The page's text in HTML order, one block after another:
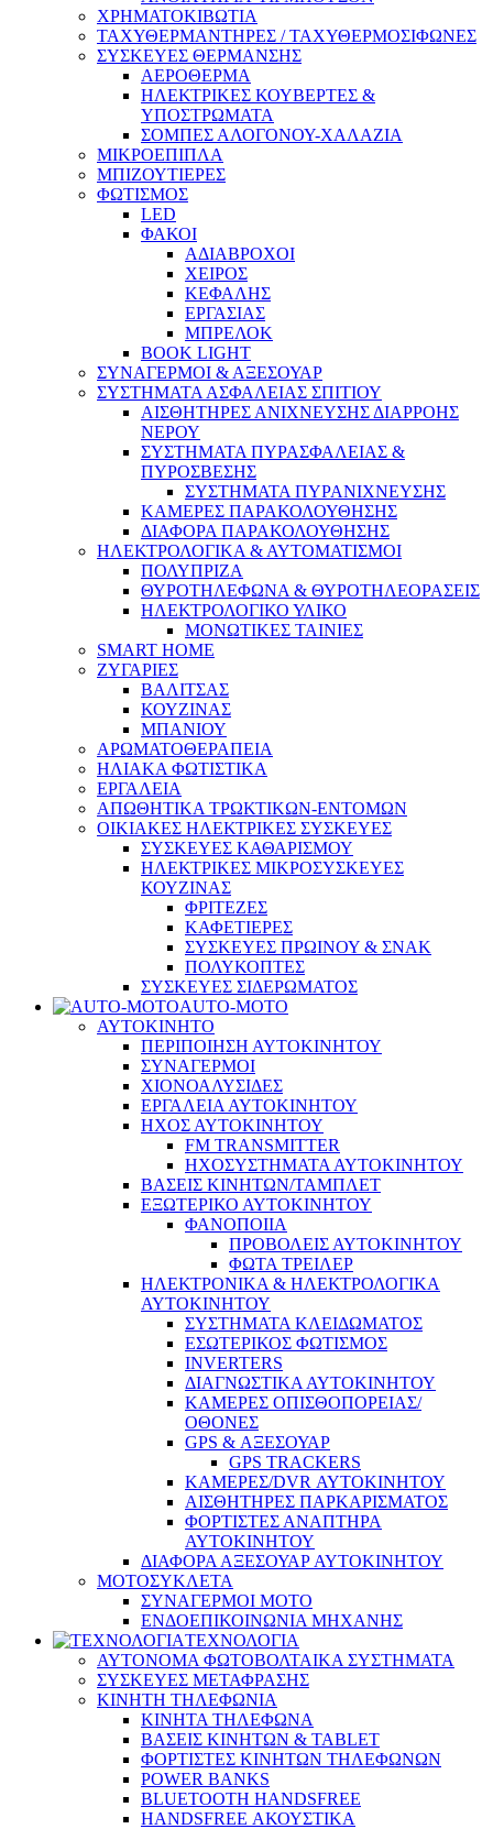
ΧΡΗΜΑΤΟΚΙΒΩΤΙΑ
ΤΑΧΥΘΕΡΜΑΝΤΗΡΕΣ / ΤΑΧΥΘΕΡΜΟΣΙΦΩΝΕΣ
ΣΥΣΚΕΥΕΣ ΘΕΡΜΑΝΣΗΣ
ΑΕΡΟΘΕΡΜΑ
ΗΛΕΚΤΡΙΚΕΣ ΚΟΥΒΕΡΤΕΣ &
ΥΠΟΣΤΡΩΜΑΤΑ
ΣΟΜΠΕΣ ΑΛΟΓΟΝΟΥ-ΧΑΛΑΖΙΑ
ΜΙΚΡΟΕΠΙΠΛΑ
ΜΠΙΖΟΥΤΙΕΡΕΣ
ΦΩΤΙΣΜΟΣ
LED
ΦΑΚΟΙ
ΑΔΙΑΒΡΟΧΟΙ
ΧΕΙΡΟΣ
ΚΕΦΑΛΗΣ
ΕΡΓΑΣΙΑΣ
ΜΠΡΕΛΟΚ
BOOK LIGHT
ΣΥΝΑΓΕΡΜΟΙ & ΑΞΕΣΟΥΑΡ
ΣΥΣΤΗΜΑΤΑ ΑΣΦΑΛΕΙΑΣ ΣΠΙΤΙΟΥ
ΑΙΣΘΗΤΗΡΕΣ ΑΝΙΧΝΕΥΣΗΣ ΔΙΑΡΡΟΗΣ
ΝΕΡΟΥ
ΣΥΣΤΗΜΑΤΑ ΠΥΡΑΣΦΑΛΕΙΑΣ &
ΠΥΡΟΣΒΕΣΗΣ
ΣΥΣΤΗΜΑΤΑ ΠΥΡΑΝΙΧΝΕΥΣΗΣ
ΚΑΜΕΡΕΣ ΠΑΡΑΚΟΛΟΥΘΗΣΗΣ
ΔΙΑΦΟΡΑ ΠΑΡΑΚΟΛΟΥΘΗΣΗΣ
ΗΛΕΚΤΡΟΛΟΓΙΚΑ & ΑΥΤΟΜΑΤΙΣΜΟΙ
ΠΟΛΥΠΡΙΖΑ
ΘΥΡΟΤΗΛΕΦΩΝΑ & ΘΥΡΟΤΗΛΕΟΡΑΣΕΙΣ
ΗΛΕΚΤΡΟΛΟΓΙΚΟ ΥΛΙΚΟ
ΜΟΝΩΤΙΚΕΣ ΤΑΙΝΙΕΣ
SMART HOME
ΖΥΓΑΡΙΕΣ
ΒΑΛΙΤΣΑΣ
ΚΟΥΖΙΝΑΣ
ΜΠΑΝΙΟΥ
ΑΡΩΜΑΤΟΘΕΡΑΠΕΙΑ
ΗΛΙΑΚΑ ΦΩΤΙΣΤΙΚΑ
ΕΡΓΑΛΕΙΑ
ΑΠΩΘΗΤΙΚΑ ΤΡΩΚΤΙΚΩΝ-ΕΝΤΟΜΩΝ
ΟΙΚΙΑΚΕΣ ΗΛΕΚΤΡΙΚΕΣ ΣΥΣΚΕΥΕΣ
ΣΥΣΚΕΥΕΣ ΚΑΘΑΡΙΣΜΟΥ
ΗΛΕΚΤΡΙΚΕΣ ΜΙΚΡΟΣΥΣΚΕΥΕΣ
ΚΟΥΖΙΝΑΣ
ΦΡΙΤΕΖΕΣ
ΚΑΦΕΤΙΕΡΕΣ
ΣΥΣΚΕΥΕΣ ΠΡΩΙΝΟΥ & ΣΝΑΚ
ΠΟΛΥΚΟΠΤΕΣ
ΣΥΣΚΕΥΕΣ ΣΙΔΕΡΩΜΑΤΟΣ
AUTO-MOTO
ΑΥΤΟΚΙΝΗΤΟ
ΠΕΡΙΠΟΙΗΣΗ ΑΥΤΟΚΙΝΗΤΟΥ
ΣΥΝΑΓΕΡΜΟΙ
ΧΙΟΝΟΑΛΥΣΙΔΕΣ
ΕΡΓΑΛΕΙΑ ΑΥΤΟΚΙΝΗΤΟΥ
ΗΧΟΣ ΑΥΤΟΚΙΝΗΤΟΥ
FM TRANSMITTER
ΗΧΟΣΥΣΤΗΜΑΤΑ ΑΥΤΟΚΙΝΗΤΟΥ
ΒΑΣΕΙΣ ΚΙΝΗΤΩΝ/ΤΑΜΠΛΕΤ
ΕΞΩΤΕΡΙΚΟ ΑΥΤΟΚΙΝΗΤΟΥ
ΦΑΝΟΠΟΙΙΑ
ΠΡΟΒΟΛΕΙΣ ΑΥΤΟΚΙΝΗΤΟΥ
ΦΩΤΑ ΤΡΕΙΛΕΡ
ΗΛΕΚΤΡΟΝΙΚΑ & ΗΛΕΚΤΡΟΛΟΓΙΚΑ
ΑΥΤΟΚΙΝΗΤΟΥ
ΣΥΣΤΗΜΑΤΑ ΚΛΕΙΔΩΜΑΤΟΣ
ΕΣΩΤΕΡΙΚΟΣ ΦΩΤΙΣΜΟΣ
INVERTERS
ΔΙΑΓΝΩΣΤΙΚΑ ΑΥΤΟΚΙΝΗΤΟΥ
ΚΑΜΕΡΕΣ ΟΠΙΣΘΟΠΟΡΕΙΑΣ/
ΟΘΟΝΕΣ
GPS & ΑΞΕΣΟΥΑΡ
GPS TRACKERS
ΚΑΜΕΡΕΣ/DVR ΑΥΤΟΚΙΝΗΤΟΥ
ΑΙΣΘΗΤΗΡΕΣ ΠΑΡΚΑΡΙΣΜΑΤΟΣ
ΦΟΡΤΙΣΤΕΣ ΑΝΑΠΤΗΡΑ
ΑΥΤΟΚΙΝΗΤΟΥ
ΔΙΑΦΟΡΑ ΑΞΕΣΟΥΑΡ ΑΥΤΟΚΙΝΗΤΟΥ
ΜΟΤΟΣΥΚΛΕΤΑ
ΣΥΝΑΓΕΡΜΟΙ ΜΟΤΟ
ΕΝΔΟΕΠΙΚΟΙΝΩΝΙΑ ΜΗΧΑΝΗΣ
ΤΕΧΝΟΛΟΓΙΑ
ΑΥΤΟΝΟΜΑ ΦΩΤΟΒΟΛΤΑΙΚΑ ΣΥΣΤΗΜΑΤΑ
ΣΥΣΚΕΥΕΣ ΜΕΤΑΦΡΑΣΗΣ
ΚΙΝΗΤΗ ΤΗΛΕΦΩΝΙΑ
ΚΙΝΗΤΑ ΤΗΛΕΦΩΝΑ
ΒΑΣΕΙΣ ΚΙΝΗΤΩΝ & TABLET
ΦΟΡΤΙΣΤΕΣ ΚΙΝΗΤΩΝ ΤΗΛΕΦΩΝΩΝ
POWER BANKS
BLUETOOTH HANDSFREE
HANDSFREE ΑΚΟΥΣΤΙΚΑ